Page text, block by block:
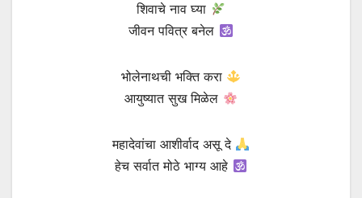
शिवाचे नाव घ्या
जीवन पवित्र बनेल
भोलेनाथची भक्ति करा
आयुष्यात सुख मिळेल
महादेवांचा आशीर्वाद असू दे
हेच सर्वात मोठे भाग्य आहे